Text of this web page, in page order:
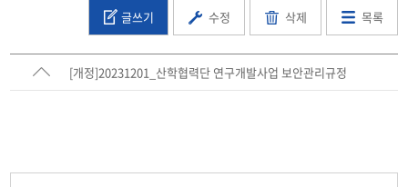
글쓰기 수정 삭제 목록
[개정]20231201_산학협력단 연구개발사업 보안관리규정